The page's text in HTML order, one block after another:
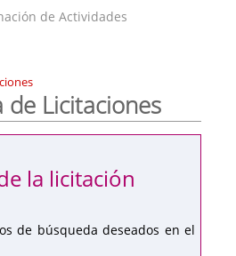
de Actividades
de Licitaciones
de búsqueda deseados en el
la licitación